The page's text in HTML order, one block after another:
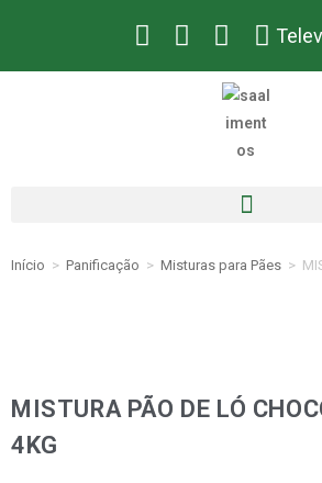
Início > Panificação > Misturas para Pães >
MISTURA PÃO DE LÓ
4KG